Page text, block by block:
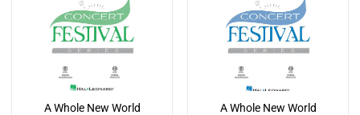
A Whole New World A Whole New World